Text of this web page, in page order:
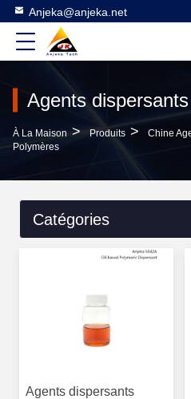
Anjeka@anjeka.net
Agents
À La Maison > Produits >
Chine
Polymères
Catégories
Agents dispersants